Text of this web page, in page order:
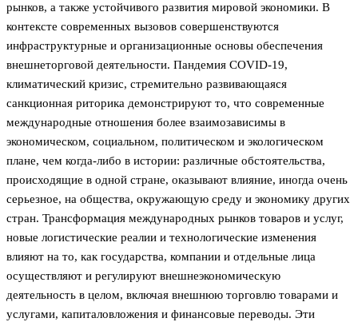
рынков, а также устойчивого развития мировой экономики. В
контексте современных вызовов совершенствуются
инфраструктурные и организационные основы обеспечения
внешнеторговой деятельности. Пандемия COVID-19,
климатический кризис, стремительно развивающаяся
санкционная риторика демонстрируют то, что современные
международные отношения более взаимозависимы в
экономическом, социальном, политическом и экологическом
плане, чем когда-либо в истории: различные обстоятельства,
происходящие в одной стране, оказывают влияние, иногда очень
серьезное, на общества, окружающую среду и экономику других
стран. Трансформация международных рынков товаров и услуг,
новые логистические реалии и технологические изменения
влияют на то, как государства, компании и отдельные лица
осуществляют и регулируют внешнеэкономическую
деятельность в целом, включая внешнюю торговлю товарами и
услугами, капиталовложения и финансовые переводы. Эти